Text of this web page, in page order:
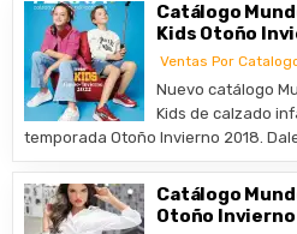
Catálogo
Kids Otoño
Ventas Por
Nuevo catálogo
Kids de calzado
temporada Otoño Invierno 2018.
Catálogo
Otoño Invierno